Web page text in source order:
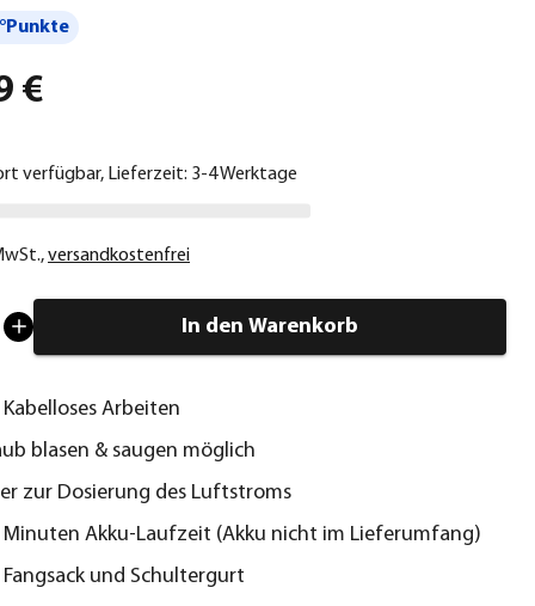
€
verfügbar, Lieferzeit: 3-4 Werktage
,versandkostenfrei
In den Warenkorb
Arbeiten
blasen & saugen möglich
zur Dosierung des Luftstroms
Minuten Akku-Laufzeit (Akku nicht im Lieferumfang)
Fangsack und Schultergurt